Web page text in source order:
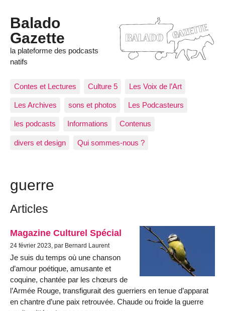
Balado
Gazette
la plateforme des podcasts
natifs
Contes et Lectures Culture 5 Les Voix de l’Art
Les Archives sons et photos Les Podcasteurs
les podcasts Informations Contenus
divers et design Qui sommes-nous ?
guerre
Articles
Magazine Culturel Spécial
24 février 2023, par Bernard Laurent
Je suis du temps où une chanson
d’amour poétique, amusante et
coquine, chantée par les chœurs de
l’Armée Rouge, transfigurait des guerriers en tenue d’apparat
en chantre d’une paix retrouvée. Chaude ou froide la guerre